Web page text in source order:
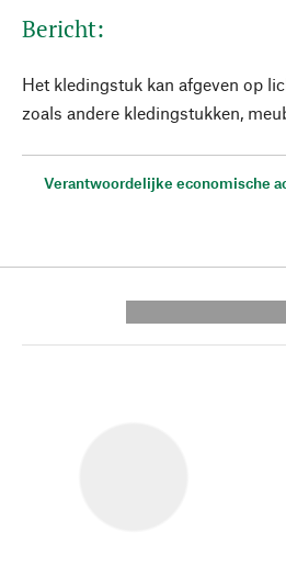
Bericht:
Het kledingstuk kan afgeven op
zoals andere kledingstukken,
Verantwoordelijke economische